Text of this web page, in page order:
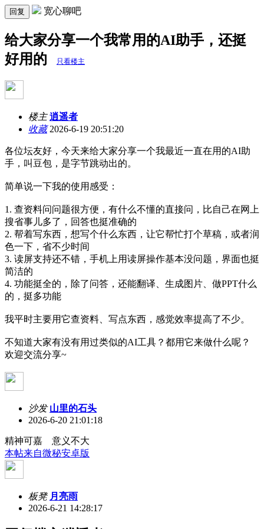
回复 宽心聊吧
给大家分享一个我常用的AI助手，还挺
好用的
只看楼主
楼主 逍遥者
收藏2026-6-19 20:51:20
各位坛友好，今天来给大家分享一个我最近一直在用的AI助
手，叫豆包，是字节跳动出的。
简单说一下我的使用感受：
1. 查资料问问题很方便，有什么不懂的直接问，比自己在网上
搜省事儿多了，回答也挺准确的
2. 帮着写东西，想写个什么东西，让它帮忙打个草稿，或者润
色一下，省不少时间
3. 读屏支持还不错，手机上用读屏操作基本没问题，界面也挺
简洁的
4. 功能挺全的，除了问答，还能翻译、生成图片、做PPT什么
的，挺多功能
我平时主要用它查资料、写点东西，感觉效率提高了不少。
不知道大家有没有用过类似的AI工具？都用它来做什么呢？
欢迎交流分享~
沙发 山里的石头
2026-6-20 21:01:18
精神可嘉 意义不大
本帖来自微秘安卓版
板凳 月亮雨
2026-6-21 14:28:17